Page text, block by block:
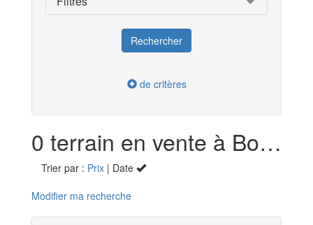
de critères
0 terrain en vente à Boutancourt (08)
Trier par : Prix | Date
Modifier ma recherche